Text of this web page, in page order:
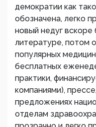
демократии как
обозначена, легко
новый недуг
литературе, потом
популярных
бесплатных
практики,
компаниями),
предложениях
отделам